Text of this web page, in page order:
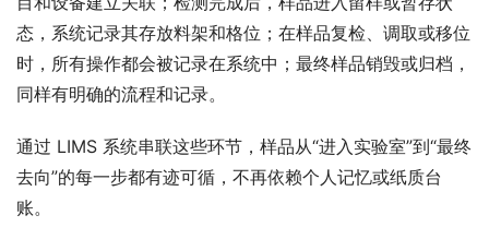
态，系统记录其存放料架和格位；在样品复检、调取或移位
时，所有操作都会被记录在系统中；最终样品销毁或归档，
同样有明确的流程和记录。
通过 LIMS 系统串联这些环节，样品从“进入实验室”到“最终
去向”的每一步都有迹可循，不再依赖个人记忆或纸质台
账。